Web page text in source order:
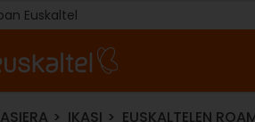
Euskaltel
IKASI EUSKALTELEN